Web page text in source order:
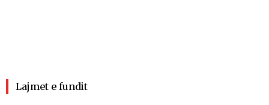
Lajmet e fundit